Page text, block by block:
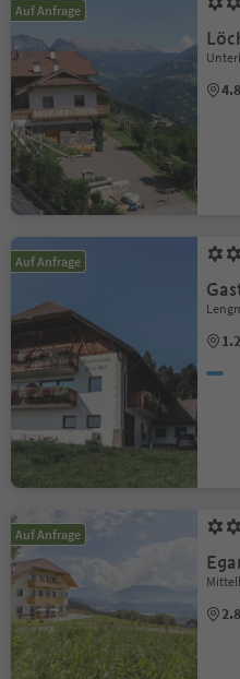
Auf Anfrage
Auf Anfrage
Auf Anfrage